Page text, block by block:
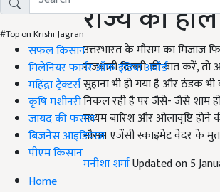
#Top on Krishi Jagran
सफल किसान
मिलेनियर फार्मर ऑफ इंडिया अवॉर्ड
महिंद्रा ट्रैक्टर्स
कृषि मशीनरी
जायद की फसल
बिज़नेस आइडियाज
पीएम किसान
Home
राज्य का हाल
उत्तरभारत के मौसम का मिजाज
राजधानी दिल्ली की बात करें,
सुहाना भी हो गया है और ठंडक भी
निकल रही है पर जैसे- जैसे शाम
मध्यम बारिश और ओलावृष्टि
मौसम एजेंसी स्काइमेट वेदर के
मनीशा शर्माUpdated on 5